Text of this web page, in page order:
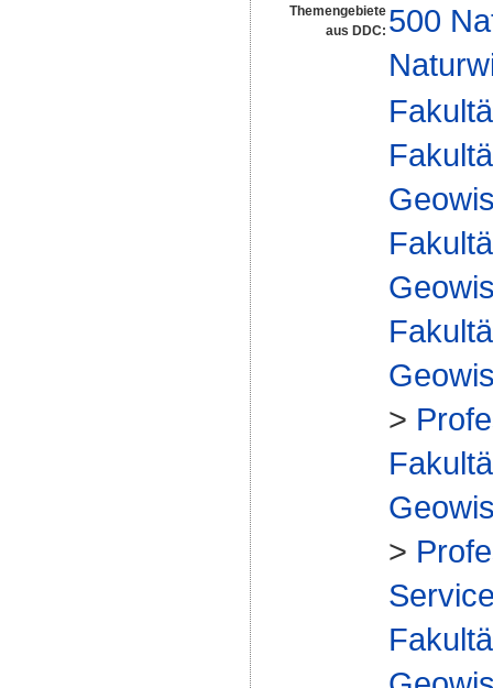
Themengebiete
aus DDC: 500
>
>